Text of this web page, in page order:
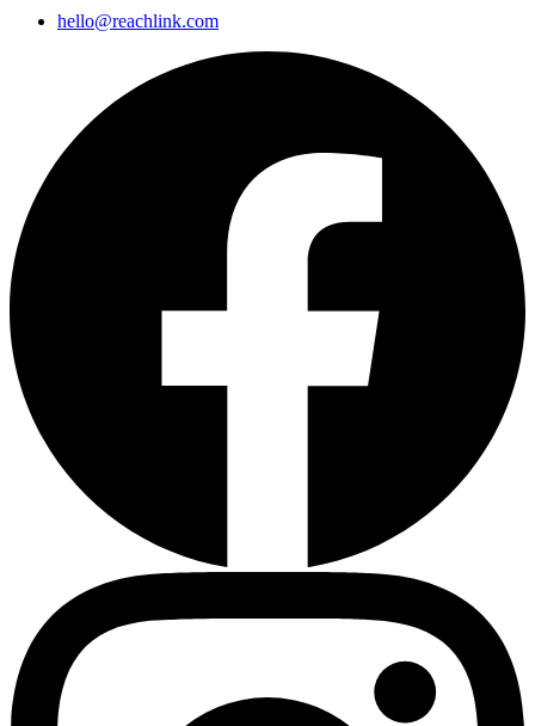
hello@reachlink.com